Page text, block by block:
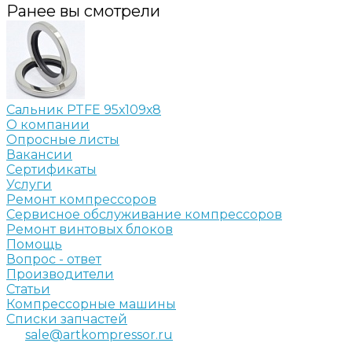
Ранее вы смотрели
Сальник PTFE 95х109х8
О компании
Опросные листы
Вакансии
Сертификаты
Услуги
Ремонт компрессоров
Сервисное обслуживание компрессоров
Ремонт винтовых блоков
Помощь
Вопрос - ответ
Производители
Статьи
Компрессорные машины
Списки запчастей
sale@artkompressor.ru